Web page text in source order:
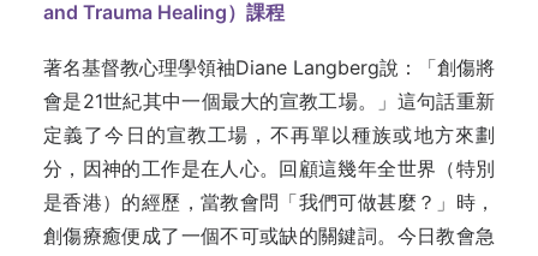
and Trauma Healing）課程
著名基督教心理學領袖Diane Langberg說：「創傷將
會是21世紀其中一個最大的宣教工場。」這句話重新
定義了今日的宣教工場，不再單以種族或地方來劃
分，因神的工作是在人心。回顧這幾年全世界（特別
是香港）的經歷，當教會問「我們可做甚麼？」時，
創傷療癒便成了一個不可或缺的關鍵詞。今日教會急